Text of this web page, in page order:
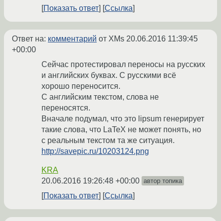
Показать ответ Ссылка
Ответ на: комментарий от XMs 20.06.2016 11:39:45
+00:00
Сейчас протестировал переносы на русских
и английских буквах. С русскими всё
хорошо переносится.
С английским текстом, слова не
переносятся.
Вначале подумал, что это lipsum генерирует
такие слова, что LaTeX не может понять, но
с реальным текстом та же ситуация.
http://savepic.ru/10203124.png
KRA
20.06.2016 19:26:48 +00:00 автор топика
Показать ответ Ссылка